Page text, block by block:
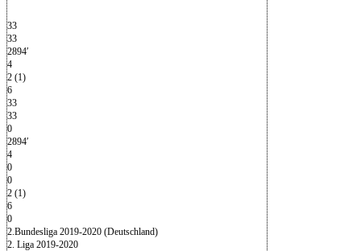
33
33
2894′
4
2 (1)
6
33
33
0
2894′
4
0
0
2 (1)
6
0
2.Bundesliga 2019-2020 (Deutschland)
2. Liga 2019-2020